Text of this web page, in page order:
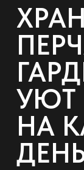
УЮТ
НА